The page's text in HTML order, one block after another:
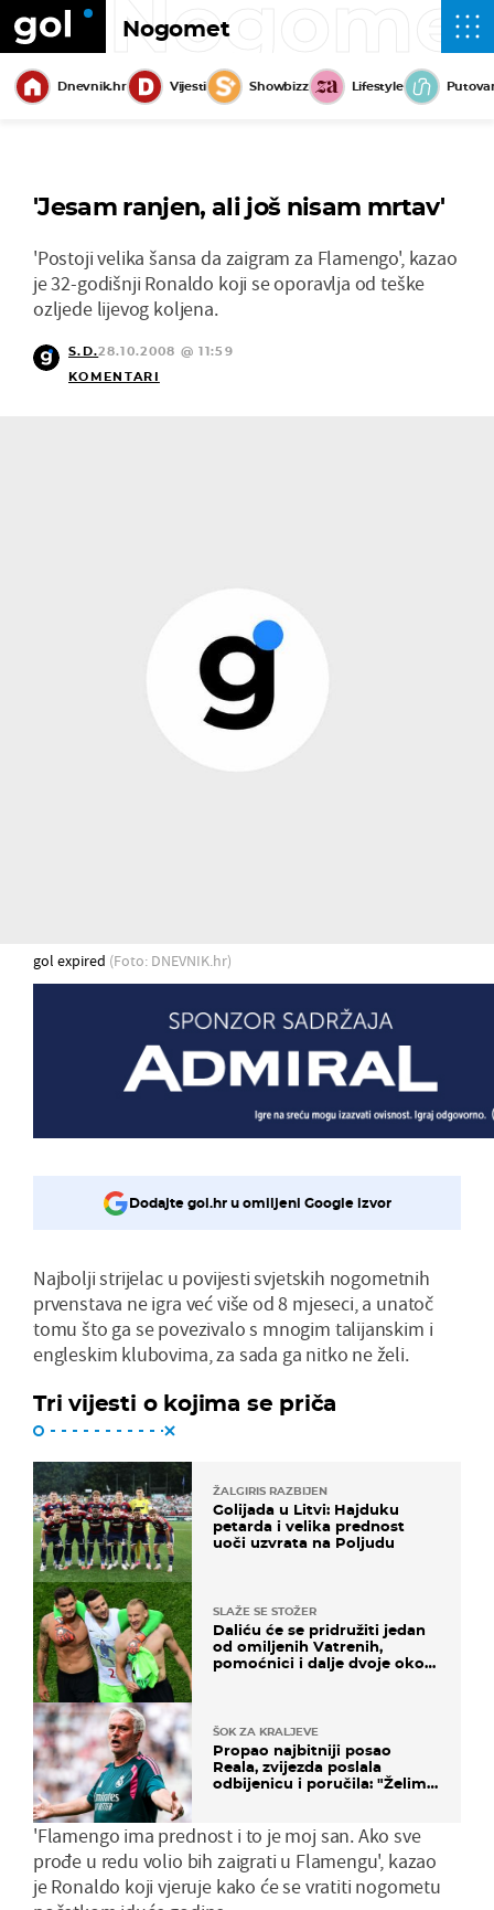
Nogomet
Dnevnik.hr Vijesti Showbizz Lifestyle
'Jesam ranjen, ali još nisam mrtav'
'Postoji velika šansa da zaigram za Flamengo', kazao
je 32-godišnji Ronaldo koji se oporavlja od teške
ozljede lijevog koljena.
S.D.28.10.2008 @ 11:59
KOMENTARI
gol expired (Foto: DNEVNIK.hr)
Dodajte gol.hr u omiljeni Google izvor
Najbolji strijelac u povijesti svjetskih nogometnih
prvenstava ne igra već više od 8 mjeseci, a unatoč
tomu što ga se povezivalo s mnogim talijanskim i
engleskim klubovima, za sada ga nitko ne želi.
Tri vijesti o kojima se priča
ŽALGIRIS RAZBIJEN
Golijada u Litvi: Hajduku
petarda i velika prednost
uoči uzvrata na Poljudu
SLAŽE SE STOŽER
Daliću će se pridružiti jedan
od omiljenih Vatrenih,
pomoćnici i dalje dvoje oko
ŠOK ZA KRALJEVE
Propao najbitniji posao
Reala, zvijezda poslala
odbijenicu i poručila: "Želim
'Flamengo ima prednost i to je moj san. Ako sve
prođe u redu volio bih zaigrati u Flamengu', kazao
je Ronaldo koji vjeruje kako će se vratiti nogometu